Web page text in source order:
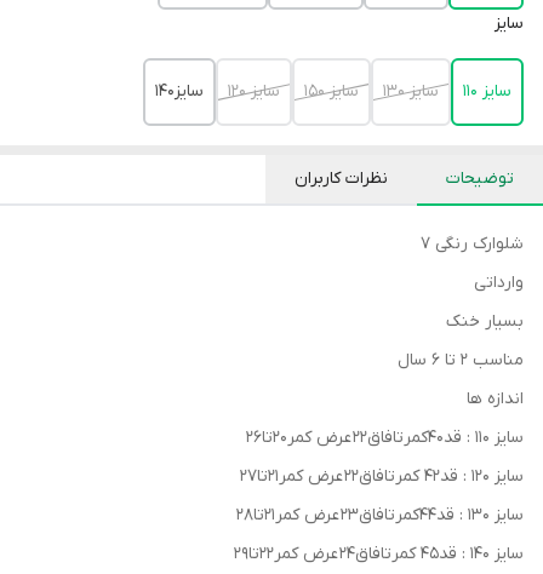
سایز
سایز 110 سایز 130 سایز 150 سایز 120 سایز140
توضیحات نظرات کاربران
شلوارک رنگی 7
وارداتی
بسیار خنک
مناسب 2 تا 6 سال
اندازه ها
سایز ۱۱۰ : قد۴۰کمرتافاق۲۲ عرض کمر۲۰تا۲۶
سایز ۱۲۰ : قد۴۲ کمرتافاق۲۲ عرض کمر۲۱تا۲۷
سایز ۱۳۰ : قد۴۴کمرتافاق۲۳ عرض کمر۲۱تا۲۸
سایز ۱۴۰ : قد۴۵ کمرتافاق۲۴ عرض کمر۲۲تا۲۹